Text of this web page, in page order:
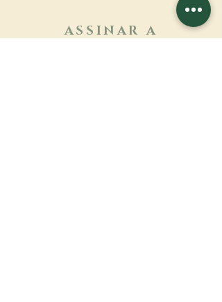
ASSINAR A